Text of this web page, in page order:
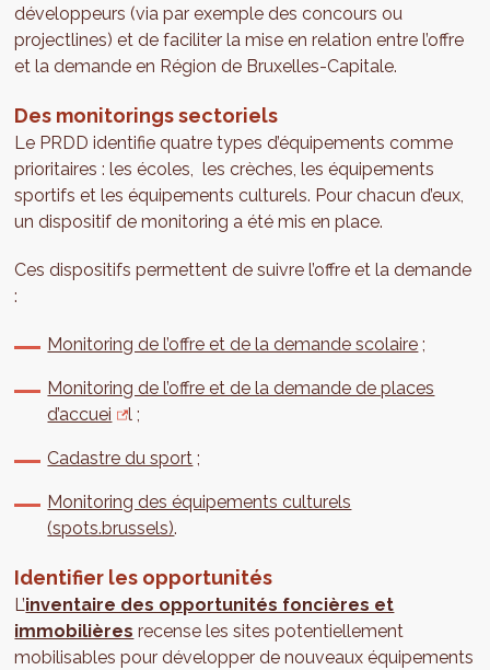
développeurs (via par exemple des concours ou
projectlines) et de faciliter la mise en relation entre l’offre
et la demande en Région de Bruxelles-Capitale.
Des monitorings sectoriels
Le PRDD identifie quatre types d’équipements comme
prioritaires : les écoles, les crèches, les équipements
sportifs et les équipements culturels. Pour chacun d’eux,
un dispositif de monitoring a été mis en place.
Ces dispositifs permettent de suivre l’offre et la demande
:
Monitoring de l’offre et de la demande scolaire ;
Monitoring de l’offre et de la demande de places
d’accuei
l ;
Cadastre du sport ;
Monitoring des équipements culturels
(spots.brussels).
Identifier les opportunités
L’inventaire des opportunités foncières et
immobilières recense les sites potentiellement
mobilisables pour développer de nouveaux équipements